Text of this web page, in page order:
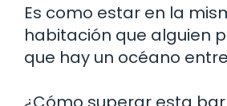
Es como estar en la
habitación que alguien
que hay un océano